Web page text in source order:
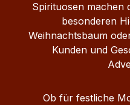
Spirituosen machen
besonderen
Weihnachtsbaum
Kunden und
Ob für festliche